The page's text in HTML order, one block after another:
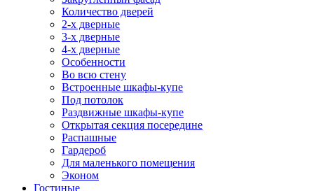
Количество дверей
2-х дверные
3-х дверные
4-х дверные
Особенности
Во всю стену
Встроенные шкафы-купе
Под потолок
Раздвижные шкафы-купе
Открытая секция посередине
Распашные
Гардероб
Для маленького помещения
Эконом
Гостиные